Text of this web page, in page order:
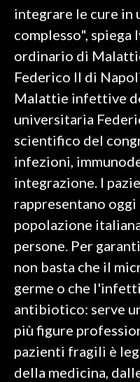
3 MINUTI CON
INFO AZIENDE
ABBONATI
ANNUNCI
NECROLOGI
PUBBLICITÀ
SPIAGGE
STORE
integrare le cure in
complesso", spiega
ordinario di
Federico II di
Malattie infettive
universitaria
scientifico del
infezioni,
integrazione. I
rappresentano
popolazione
persone. Per
non basta che il
germe o che
antibiotico: serve
più figure
pazienti fragili è
della medicina,